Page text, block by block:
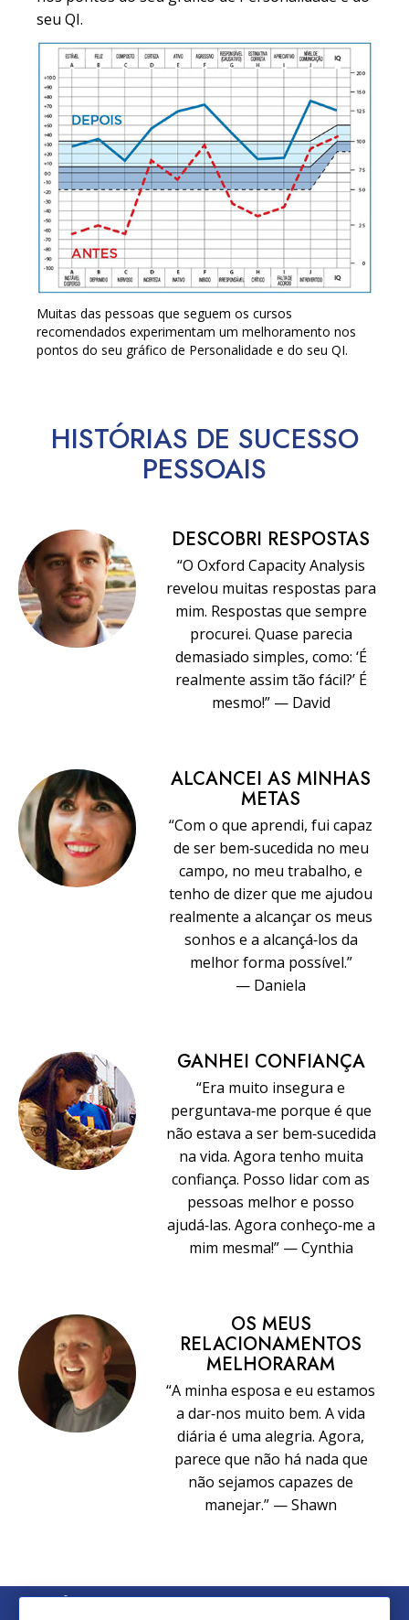
seu QI.
Muitas das pessoas que seguem os cursos
recomendados experimentam um melhoramento nos
pontos do seu gráfico de Personalidade e do seu QI.
HISTÓRIAS DE SUCESSO
PESSOAIS
DESCOBRI RESPOSTAS
“O Oxford Capacity Analysis
revelou muitas respostas para
mim. Respostas que sempre
procurei. Quase parecia
demasiado simples, como: ‘É
realmente assim tão fácil?’ É
mesmo!” — David
ALCANCEI AS MINHAS
METAS
“Com o que aprendi, fui capaz
de ser bem‑sucedida no meu
campo, no meu trabalho, e
tenho de dizer que me ajudou
realmente a alcançar os meus
sonhos e a alcançá‑los da
melhor forma possível.”
— Daniela
GANHEI CONFIANÇA
“Era muito insegura e
perguntava‑me porque é que
não estava a ser bem‑sucedida
na vida. Agora tenho muita
confiança. Posso lidar com as
pessoas melhor e posso
ajudá‑las. Agora conheço‑me a
mim mesma!” — Cynthia
OS MEUS
RELACIONAMENTOS
MELHORARAM
“A minha esposa e eu estamos
a dar‑nos muito bem. A vida
diária é uma alegria. Agora,
parece que não há nada que
não sejamos capazes de
manejar.” — Shawn